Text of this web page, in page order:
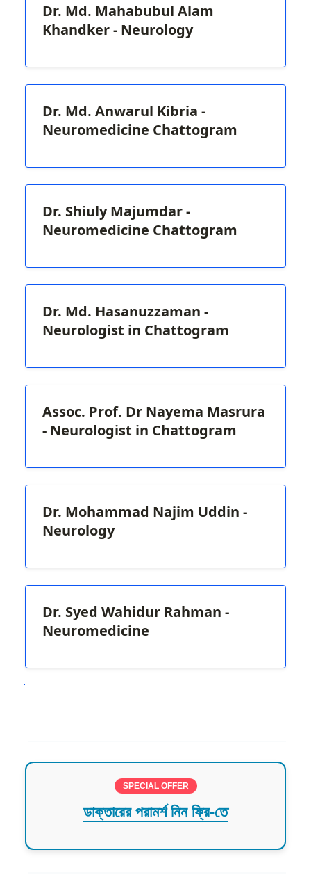
Dr. Md. Mahabubul Alam
Khandker - Neurology
Dr. Md. Anwarul Kibria -
Neuromedicine Chattogram
Dr. Shiuly Majumdar -
Neuromedicine Chattogram
Dr. Md. Hasanuzzaman -
Neurologist in Chattogram
Assoc. Prof. Dr Nayema Masrura
- Neurologist in Chattogram
Dr. Mohammad Najim Uddin -
Neurology
Dr. Syed Wahidur Rahman -
Neuromedicine
SPECIAL OFFER
ডাক্তারের পরামর্শ নিন ফ্রি-তে